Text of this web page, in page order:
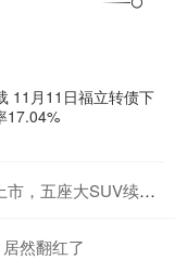
11月11日福立转债下
17.04%
升级！_车辆_动力学_电机
然翻红了